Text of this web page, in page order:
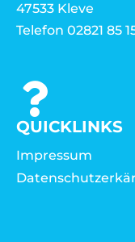
47533 Kleve
Telefon 02821 85
QUICKLINKS
Impressum